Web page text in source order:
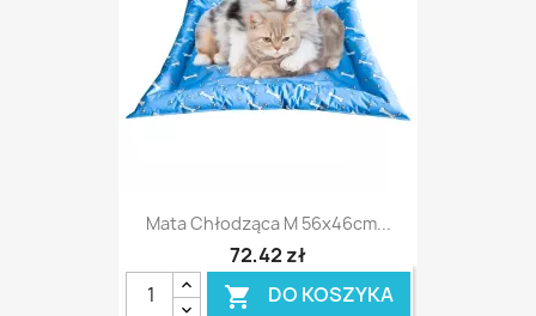
Mata Chłodząca M 56x46cm...
72,42 zł
 DO KOSZYKA